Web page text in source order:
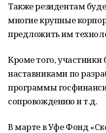
Также резидентам
многие крупные
предложить им
Кроме того, участники
наставниками по
программы
сопровождению и т.д.
В марте в Уфе Фонд